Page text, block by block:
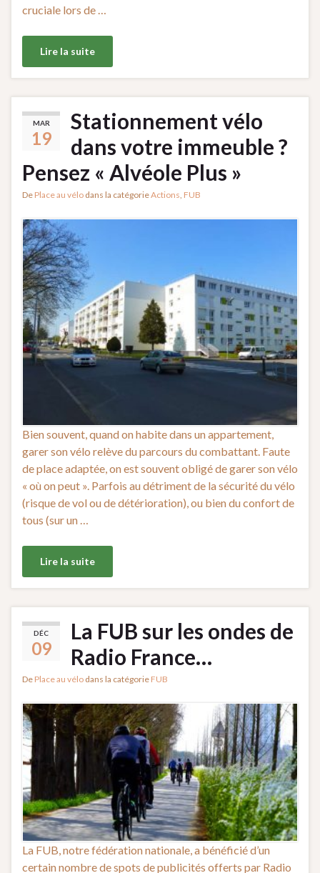
cruciale lors de …
Lire la suite
MAR
19
Stationnement vélo
dans votre immeuble ?
Pensez « Alvéole Plus »
De Place au vélo dans la catégorieActions FUB
Bien souvent, quand on habite dans un appartement,
garer son vélo relève du parcours du combattant. Faute
de place adaptée, on est souvent obligé de garer son vélo
« où on peut ». Parfois au détriment de la sécurité du vélo
(risque de vol ou de détérioration), ou bien du confort de
tous (sur un …
Lire la suite
DÉC
09
La FUB sur les ondes de
Radio France…
De Place au vélo dans la catégorie FUB
La FUB, notre fédération nationale, a bénéficié d’un
certain nombre de spots de publicités offerts par Radio